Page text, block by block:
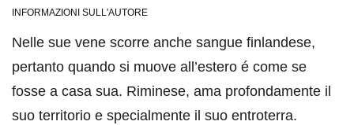
INFORMAZIONI SULL'AUTORE
Nelle sue vene scorre anche sangue finlandese,
pertanto quando si muove all’estero é come se
fosse a casa sua. Riminese, ama profondamente il
suo territorio e specialmente il suo entroterra.